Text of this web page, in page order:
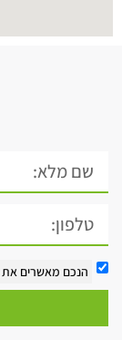
הנכם מאשרים את